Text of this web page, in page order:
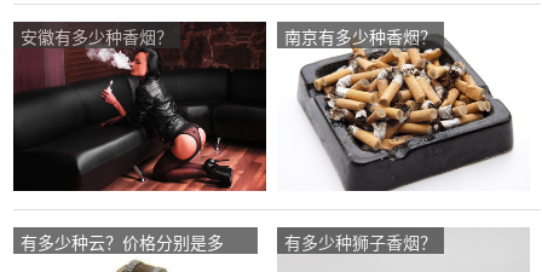
安徽有多少种香烟？ 南京有多少种香烟？
有多少种云？价格分别是多
有多少种狮子香烟？